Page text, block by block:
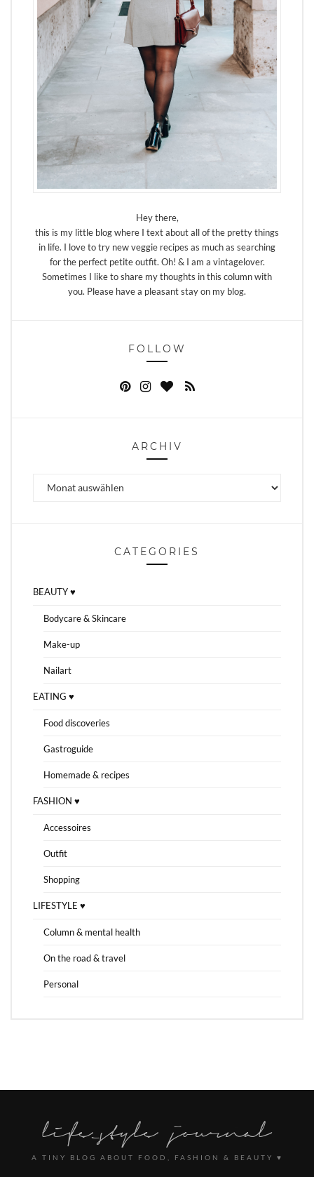
Hey there,
this is my little blog where I text about all of the pretty things
in life. I love to try new veggie recipes as much as searching
for the perfect petite outfit. Oh! & I am a vintagelover.
Sometimes I like to share my thoughts in this column with
you. Please have a pleasant stay on my blog.
FOLLOW
ARCHIV
CATEGORIES
BEAUTY ♥
Bodycare & Skincare
Make-up
Nailart
EATING ♥
Food discoveries
Gastroguide
Homemade & recipes
FASHION ♥
Accessoires
Outfit
Shopping
LIFESTYLE ♥
Column & mental health
On the road & travel
Personal
A TINY BLOG ABOUT FOOD, FASHION & BEAUTY ♥